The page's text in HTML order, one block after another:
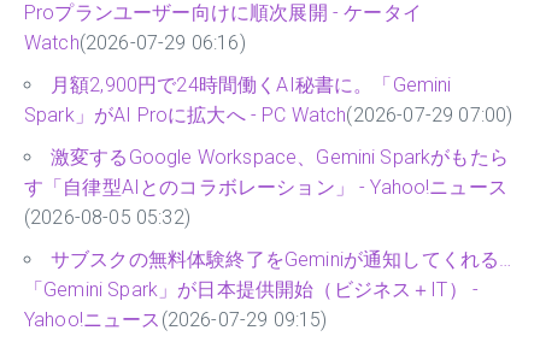
Proプランユーザー向けに順次展開 - ケータイ
Watch(2026-07-29 06:16)
月額2,900円で24時間働くAI秘書に。「Gemini
Spark」がAI Proに拡大へ - PC Watch(2026-07-29 07:00)
激変するGoogle Workspace、Gemini Sparkがもたら
す「自律型AIとのコラボレーション」 - Yahoo!ニュース
(2026-08-05 05:32)
サブスクの無料体験終了をGeminiが通知してくれる…
「Gemini Spark」が日本提供開始（ビジネス＋IT） -
Yahoo!ニュース (2026-07-29 09:15)